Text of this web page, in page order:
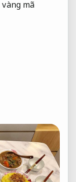
vàng mã